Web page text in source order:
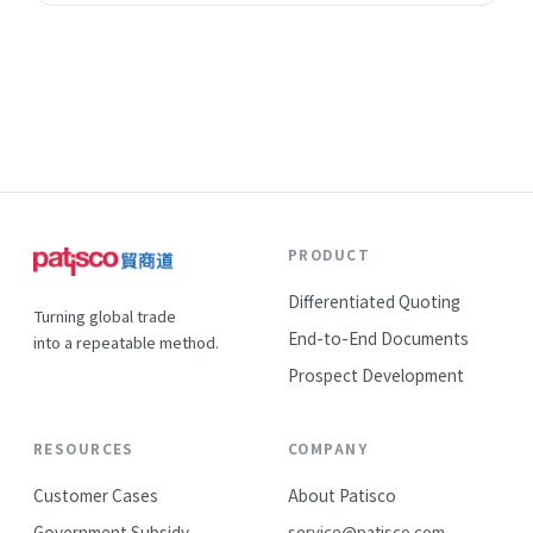
Turning global trade
into a repeatable method.
PRODUCT
Differentiated Quoting
End-to-End Documents
Prospect Development
RESOURCES
Customer Cases
COMPANY
About Patisco